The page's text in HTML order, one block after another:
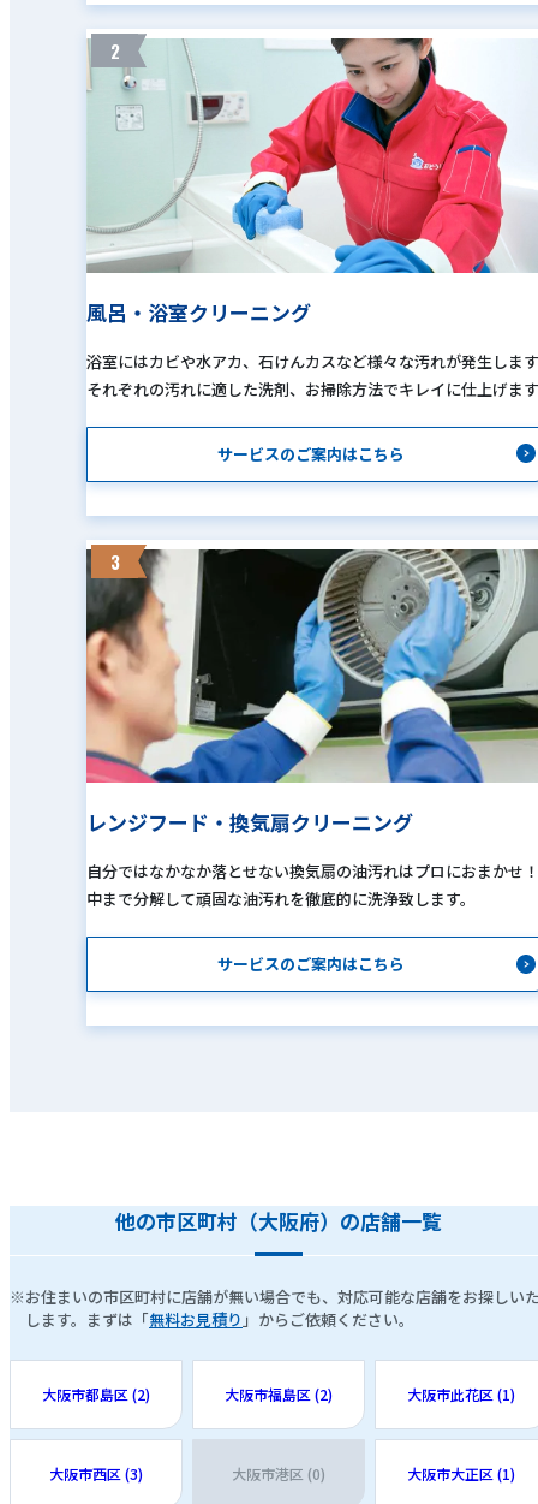
2
風呂・浴室クリーニング
浴室にはカビや水アカ、石けんカスなど様々な汚れが発生しま
それぞれの汚れに適した洗剤、お掃除方法でキレイに仕上げま
サービスのご案内はこちら
3
レンジフード・換気扇クリーニング
自分ではなかなか落とせない換気扇の油汚れはプロにおまかせ！
中まで分解して頑固な油汚れを徹底的に洗浄致します。
サービスのご案内はこちら
他の市区町村（大阪府）の店舗一覧
※お住まいの市区町村に店舗が無い場合でも、対応可能な店舗をお探しい
します。まずは「無料お見積り 」からご依頼ください。
大阪市都島区 (2) 大阪市福島区 (2) 大阪市此花区 (1)
大阪市西区 (3) 大阪市港区 (0) 大阪市大正区 (1)